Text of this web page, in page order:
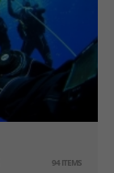
94 ITEMS